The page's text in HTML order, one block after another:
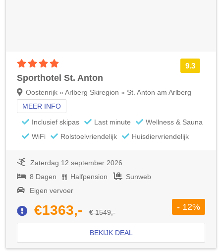
9.3
Sporthotel St. Anton
Oostenrijk » Arlberg Skiregion » St. Anton am Arlberg
MEER INFO
Inclusief skipas
Last minute
Wellness & Sauna
WiFi
Rolstoelvriendelijk Huisdiervriendelijk
Zaterdag 12 september 2026
8 Dagen
Halfpension
Sunweb
Eigen vervoer
€1363,- € 1549,-
- 12%
BEKIJK DEAL